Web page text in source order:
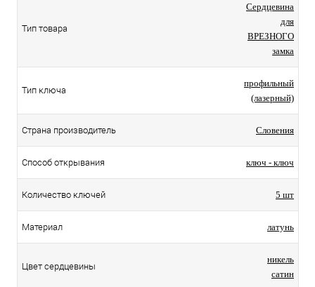
Тип товара
Сердцевина
для
ВРЕЗНОГО
замка
Тип ключа
профильный
(лазерный)
Страна производитель Словения
Способ открывания ключ - ключ
Количество ключей 5 шт
Материал латунь
Цвет сердцевины
никель
сатин